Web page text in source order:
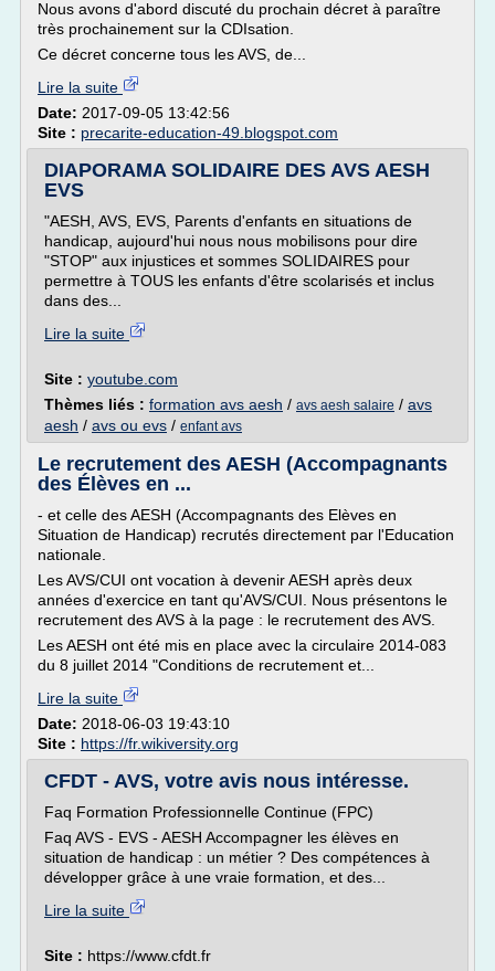
Nous avons d'abord discuté du prochain décret à paraître
très prochainement sur la CDIsation.
Ce décret concerne tous les AVS, de...
Lire la suite
Date: 2017-09-05 13:42:56
Site : precarite-education-49.blogspot.com
DIAPORAMA SOLIDAIRE DES AVS AESH
EVS
"AESH, AVS, EVS, Parents d'enfants en situations de
handicap, aujourd'hui nous nous mobilisons pour dire
"STOP" aux injustices et sommes SOLIDAIRES pour
permettre à TOUS les enfants d'être scolarisés et inclus
dans des...
Lire la suite
Site : youtube.com
Thèmes liés : formation avs aesh / avs aesh salaire / avs
aesh / avs ou evs / enfant avs
Le recrutement des AESH (Accompagnants
des Élèves en ...
- et celle des AESH (Accompagnants des Elèves en
Situation de Handicap) recrutés directement par l'Education
nationale.
Les AVS/CUI ont vocation à devenir AESH après deux
années d'exercice en tant qu'AVS/CUI. Nous présentons le
recrutement des AVS à la page : le recrutement des AVS.
Les AESH ont été mis en place avec la circulaire 2014-083
du 8 juillet 2014 "Conditions de recrutement et...
Lire la suite
Date: 2018-06-03 19:43:10
Site : https://fr.wikiversity.org
CFDT - AVS, votre avis nous intéresse.
Faq Formation Professionnelle Continue (FPC)
Faq AVS - EVS - AESH Accompagner les élèves en
situation de handicap : un métier ? Des compétences à
développer grâce à une vraie formation, et des...
Lire la suite
Site : https://www.cfdt.fr